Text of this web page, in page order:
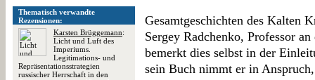
Thematisch verwandte
Rezensionen:
Karsten Brüggemann:
Licht und Luft des
Imperiums.
Legitimations- und
Repräsentationsstrategien
russischer Herrschaft in den
Gesamtgeschichten des Kalten
Sergey Radchenko, Professor
bemerkt dies selbst in der
sein Buch nimmt er in